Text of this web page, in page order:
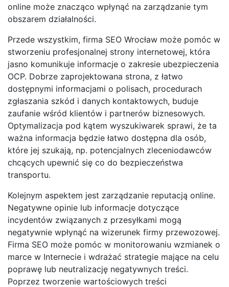
online może znacząco wpłynąć na zarządzanie tym
obszarem działalności.
Przede wszystkim, firma SEO Wrocław może pomóc w
stworzeniu profesjonalnej strony internetowej, która
jasno komunikuje informacje o zakresie ubezpieczenia
OCP. Dobrze zaprojektowana strona, z łatwo
dostępnymi informacjami o polisach, procedurach
zgłaszania szkód i danych kontaktowych, buduje
zaufanie wśród klientów i partnerów biznesowych.
Optymalizacja pod kątem wyszukiwarek sprawi, że ta
ważna informacja będzie łatwo dostępna dla osób,
które jej szukają, np. potencjalnych zleceniodawców
chcących upewnić się co do bezpieczeństwa
transportu.
Kolejnym aspektem jest zarządzanie reputacją online.
Negatywne opinie lub informacje dotyczące
incydentów związanych z przesyłkami mogą
negatywnie wpłynąć na wizerunek firmy przewozowej.
Firma SEO może pomóc w monitorowaniu wzmianek o
marce w Internecie i wdrażać strategie mające na celu
poprawę lub neutralizację negatywnych treści.
Poprzez tworzenie wartościowych treści